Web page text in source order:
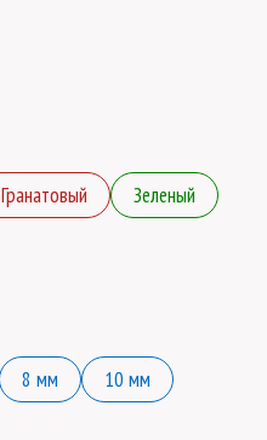
Гранатовый
Зеленый
8 мм
10 мм